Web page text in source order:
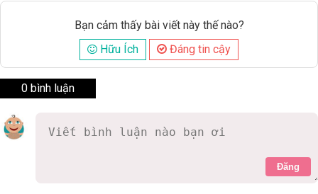
Bạn cảm thấy bài viết này thế nào?
Hữu Ích
Đáng tin cậy
0 bình luận
Đăng